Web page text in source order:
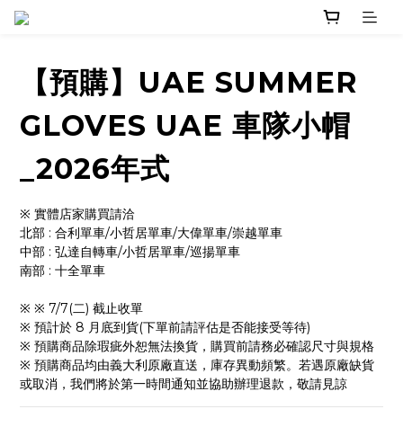
【預購】UAE SUMMER
GLOVES UAE 車隊小帽
_2026年式
※ 實體店家購買請洽
北部 : 合利單車/小哲居單車/大偉單車/崇越單車
中部 : 弘達自轉車/小哲居單車/巡揚單車
南部 : 十全單車
※ ※ 7/7(二) 截止收單
※ 預計於 8 月底到貨(下單前請評估是否能接受等待)
※ 預購商品除瑕疵外恕無法換貨，購買前請務必確認尺寸與規格
※ 預購商品均由義大利原廠直送，庫存異動頻繁。若遇原廠缺貨
或取消，我們將於第一時間通知並協助辦理退款，敬請見諒